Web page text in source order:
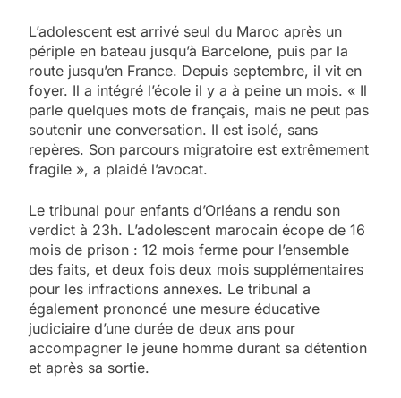
L’adolescent est arrivé seul du Maroc après un
périple en bateau jusqu’à Barcelone, puis par la
route jusqu’en France. Depuis septembre, il vit en
foyer. Il a intégré l’école il y a à peine un mois. « Il
parle quelques mots de français, mais ne peut pas
soutenir une conversation. Il est isolé, sans
repères. Son parcours migratoire est extrêmement
fragile », a plaidé l’avocat.
Le tribunal pour enfants d’Orléans a rendu son
verdict à 23h. L’adolescent marocain écope de 16
mois de prison : 12 mois ferme pour l’ensemble
des faits, et deux fois deux mois supplémentaires
pour les infractions annexes. Le tribunal a
également prononcé une mesure éducative
judiciaire d’une durée de deux ans pour
accompagner le jeune homme durant sa détention
et après sa sortie.